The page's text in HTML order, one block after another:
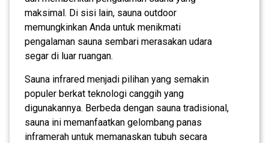
maksimal. Di sisi lain, sauna outdoor
memungkinkan Anda untuk menikmati
pengalaman sauna sembari merasakan udara
segar di luar ruangan.
Sauna infrared menjadi pilihan yang semakin
populer berkat teknologi canggih yang
digunakannya. Berbeda dengan sauna tradisional,
sauna ini memanfaatkan gelombang panas
inframerah untuk memanaskan tubuh secara